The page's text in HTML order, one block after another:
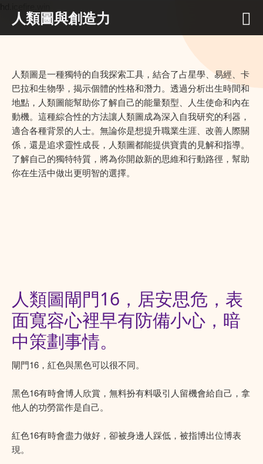
人類圖與創造力
人類圖是一種獨特的自我探索工具，結合了占星學、易經、卡
巴拉和生物學，揭示個體的性格和潛力。透過分析出生時間和
地點，人類圖能幫助你了解自己的能量類型、人生使命和內在
動機。這種綜合性的方法讓人類圖成為深入自我研究的利器，
適合各種背景的人士。無論你是想提升職業生涯、改善人際關
係，還是追求靈性成長，人類圖都能提供寶貴的見解和指導。
了解自己的獨特特質，將為你開啟新的思維和行動路徑，幫助
你在生活中做出更明智的選擇。
人類圖閘門16，居安思危，表
面寬容心裡早有防備小心，暗
中策劃事情。
閘門16，紅色與黑色可以很不同。
黑色16有時會博人欣賞，無料扮有料吸引人留機會給自己，拿
他人的功勞當作是自己。
紅色16有時會盡力做好，卻被身邊人踩低，被指博出位博表
現。